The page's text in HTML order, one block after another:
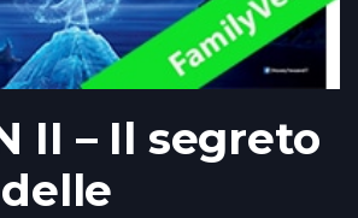
II – Il segreto